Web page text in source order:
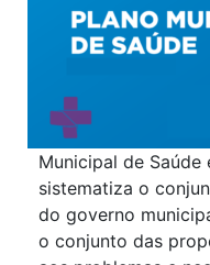
Municipal de
sistematiza o
do governo
o conjunto das